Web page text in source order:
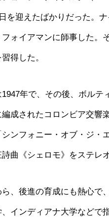
を迎えたばかりだった。
フォイアマンに師事した
得した。
年で、その後、ボルテ
成されたコロンビア交響
ンフォニー・オブ・ジ・
曲《シェロモ》をステレ
、後進の育成にも熱心で
インディアナ大学などで